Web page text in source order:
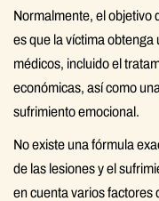
Normalmente, el objetivo
es que la víctima
médicos, incluido el
económicas, así como
sufrimiento emocional.
No existe una fórmula
de las lesiones y el
en cuenta varios factores